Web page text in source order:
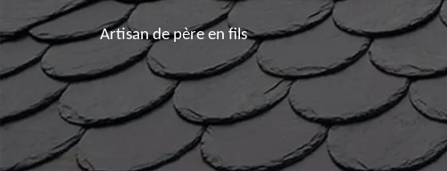
Artisan de père en fils